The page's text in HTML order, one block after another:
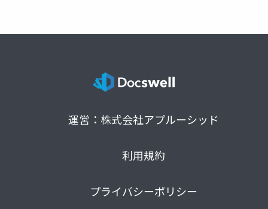
運営：株式会社アプルーシッド
利用規約
プライバシーポリシー